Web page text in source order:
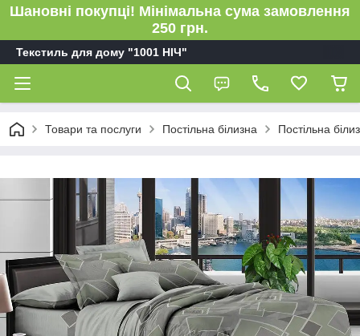
Шановні покупці! Мінімальна сума замовлення
250 грн.
Текстиль для дому "1001 НІЧ"
Товари та послуги Постільна білизна Постільна